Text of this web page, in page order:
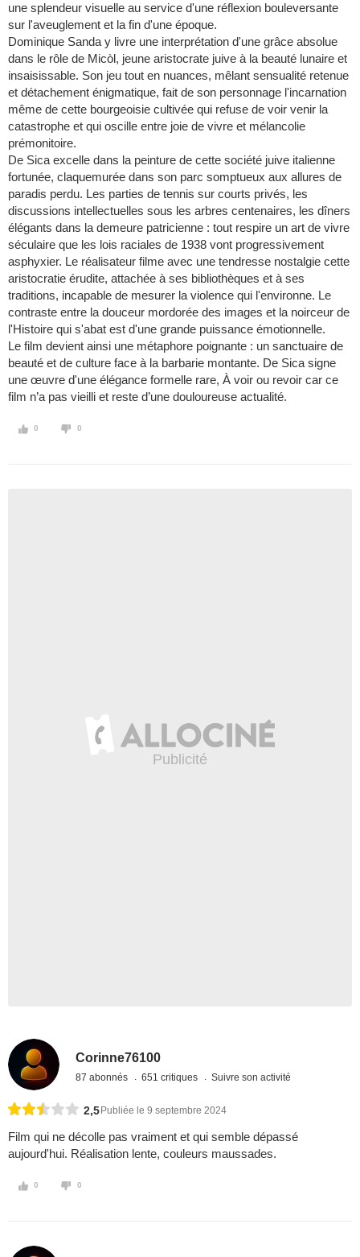
une splendeur visuelle au service d'une réflexion bouleversante
sur l'aveuglement et la fin d'une époque.
Dominique Sanda y livre une interprétation d'une grâce absolue
dans le rôle de Micòl, jeune aristocrate juive à la beauté lunaire et
insaisissable. Son jeu tout en nuances, mêlant sensualité retenue
et détachement énigmatique, fait de son personnage l'incarnation
même de cette bourgeoisie cultivée qui refuse de voir venir la
catastrophe et qui oscille entre joie de vivre et mélancolie
prémonitoire.
De Sica excelle dans la peinture de cette société juive italienne
fortunée, claquemurée dans son parc somptueux aux allures de
paradis perdu. Les parties de tennis sur courts privés, les
discussions intellectuelles sous les arbres centenaires, les dîners
élégants dans la demeure patricienne : tout respire un art de vivre
séculaire que les lois raciales de 1938 vont progressivement
asphyxier. Le réalisateur filme avec une tendresse nostalgie cette
aristocratie érudite, attachée à ses bibliothèques et à ses
traditions, incapable de mesurer la violence qui l'environne. Le
contraste entre la douceur mordorée des images et la noirceur de
l'Histoire qui s'abat est d'une grande puissance émotionnelle.
Le film devient ainsi une métaphore poignante : un sanctuaire de
beauté et de culture face à la barbarie montante. De Sica signe
une œuvre d'une élégance formelle rare, À voir ou revoir car ce
film n’a pas vieilli et reste d’une douloureuse actualité.
0 0
Corinne76100
87 abonnés 651 critiques Suivre son activité
2,5 Publiée le 9 septembre 2024
Film qui ne décolle pas vraiment et qui semble dépassé
aujourd'hui. Réalisation lente, couleurs maussades.
0 0